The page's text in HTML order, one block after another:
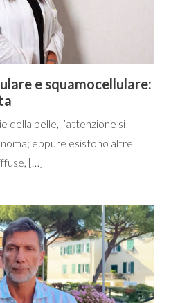
e squamocellulare:
della pelle, l’attenzione si
eppure esistono altre
[…]